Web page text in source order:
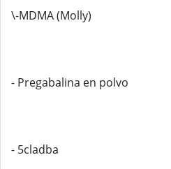
\-MDMA (Molly)
- Pregabalina en polvo
- 5cladba